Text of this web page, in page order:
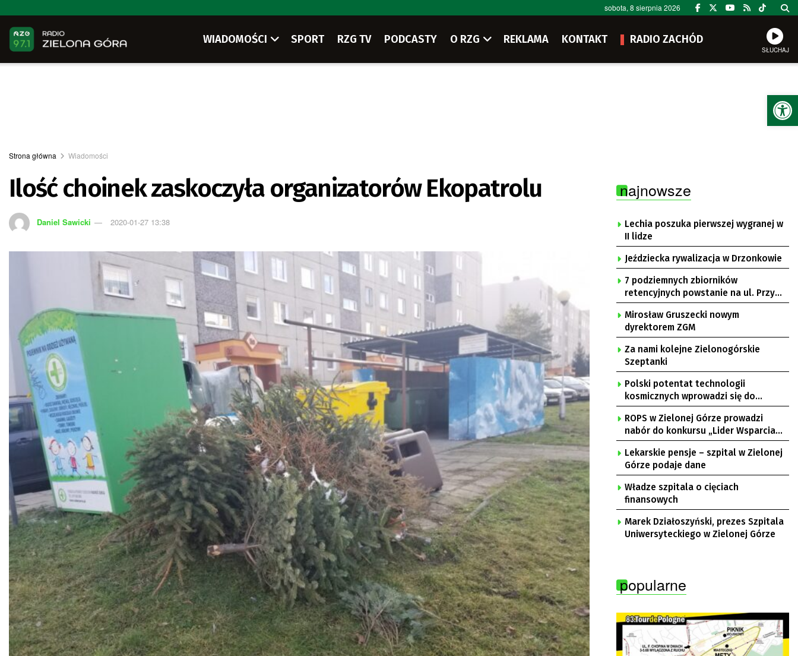
sobota, 8 sierpnia 2026
WIADOMOŚCI SPORT RZG TV PODCASTY O RZG REKLAMA KONTAKT RADIO ZACHÓD
SŁUCHAJ
Strona główna Wiadomości
Ilość choinek zaskoczyła organizatorów Ekopatrolu
Daniel Sawicki 2020-01-27 13:38
najnowsze
Lechia poszuka pierwszej wygranej w
II lidze
Jeździecka rywalizacja w Drzonkowie
7 podziemnych zbiorników
retencyjnych powstanie na ul. Przy
Gazowni
Mirosław Gruszecki nowym
dyrektorem ZGM
Za nami kolejne Zielonogórskie
Szeptanki
Polski potentat technologii
kosmicznych wprowadzi się do
Zielonej Góry
ROPS w Zielonej Górze prowadzi
nabór do konkursu „Lider Wsparcia
Seniora”
Lekarskie pensje – szpital w Zielonej
Górze podaje dane
Władze szpitala o cięciach
finansowych
Marek Działoszyński, prezes Szpitala
Uniwersyteckiego w Zielonej Górze
popularne